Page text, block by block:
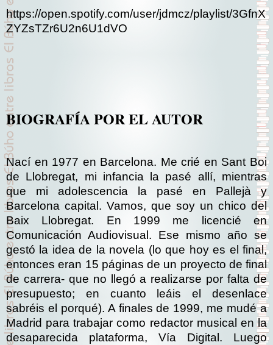
https://open.spotify.com/user/jdmcz/playlist/3GfnX
ZYZsTZr6U2n6U1dVO
BIOGRAFÍA POR EL AUTOR
Nací en 1977 en Barcelona. Me crié en Sant Boi
de Llobregat, mi infancia la pasé allí, mientras
que mi adolescencia la pasé en Pallejà y
Barcelona capital. Vamos, que soy un chico del
Baix Llobregat. En 1999 me licencié en
Comunicación Audiovisual. Ese mismo año se
gestó la idea de la novela (lo que hoy es el final,
entonces eran 15 páginas de un proyecto de final
de carrera- que no llegó a realizarse por falta de
presupuesto; en cuanto leáis el desenlace
sabréis el porqué). A finales de 1999, me mudé a
Madrid para trabajar como redactor musical en la
desaparecida plataforma, Vía Digital. Luego